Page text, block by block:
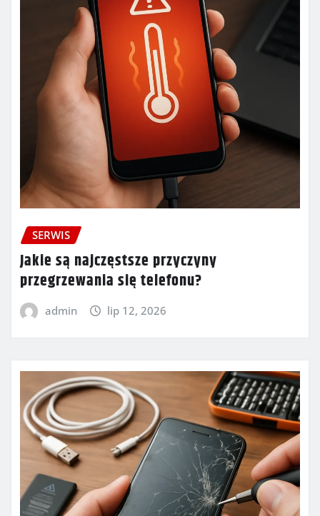
SERWIS
Jakie są najczęstsze przyczyny
przegrzewania się telefonu?
admin lip 12, 2026